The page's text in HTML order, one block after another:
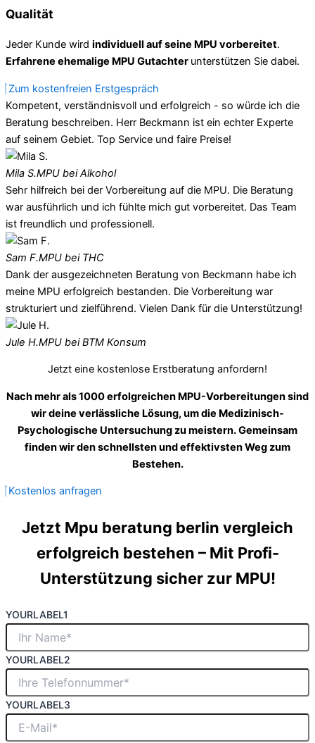
Qualität
Jeder Kunde wird individuell auf seine MPU vorbereitet.
Erfahrene ehemalige MPU Gutachter unterstützen Sie dabei.
Zum kostenfreien Erstgespräch
Kompetent, verständnisvoll und erfolgreich - so würde ich die
Beratung beschreiben. Herr Beckmann ist ein echter Experte
auf seinem Gebiet. Top Service und faire Preise!
Mila S.MPU bei Alkohol
Sehr hilfreich bei der Vorbereitung auf die MPU. Die Beratung
war ausführlich und ich fühlte mich gut vorbereitet. Das Team
ist freundlich und professionell.
Sam F.MPU bei THC
Dank der ausgezeichneten Beratung von Beckmann habe ich
meine MPU erfolgreich bestanden. Die Vorbereitung war
strukturiert und zielführend. Vielen Dank für die Unterstützung!
Jule H.MPU bei BTM Konsum
Jetzt eine kostenlose Erstberatung anfordern!
Nach mehr als 1000 erfolgreichen MPU-Vorbereitungen sind
wir deine verlässliche Lösung, um die Medizinisch-
Psychologische Untersuchung zu meistern. Gemeinsam
finden wir den schnellsten und effektivsten Weg zum
Bestehen.
Kostenlos anfragen
Jetzt Mpu beratung berlin vergleich
erfolgreich bestehen – Mit Profi-
Unterstützung sicher zur MPU!
YOURLABEL1
YOURLABEL2
YOURLABEL3